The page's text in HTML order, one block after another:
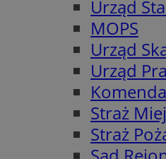
Urząd
MOPS
Urząd
Urząd
Straż
Straż